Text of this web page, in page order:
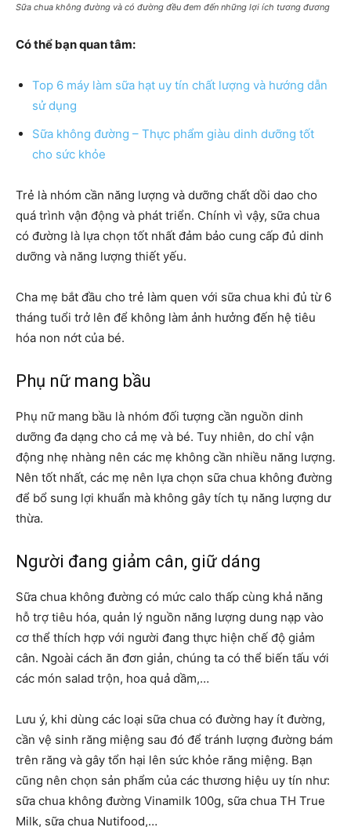
Sữa chua không đường và có đường đều đem đến những lợi ích tương đương
Có thể bạn quan tâm:
Top 6 máy làm sữa hạt uy tín chất lượng và hướng dẫn
sử dụng
Sữa không đường – Thực phẩm giàu dinh dưỡng tốt
cho sức khỏe
Trẻ là nhóm cần năng lượng và dưỡng chất dồi dao cho
quá trình vận động và phát triển. Chính vì vậy, sữa chua
có đường là lựa chọn tốt nhất đảm bảo cung cấp đủ dinh
dưỡng và năng lượng thiết yếu.
Cha mẹ bắt đầu cho trẻ làm quen với sữa chua khi đủ từ 6
tháng tuổi trở lên để không làm ảnh hưởng đến hệ tiêu
hóa non nớt của bé.
Phụ nữ mang bầu
Phụ nữ mang bầu là nhóm đối tượng cần nguồn dinh
dưỡng đa dạng cho cả mẹ và bé. Tuy nhiên, do chỉ vận
động nhẹ nhàng nên các mẹ không cần nhiều năng lượng.
Nên tốt nhất, các mẹ nên lựa chọn sữa chua không đường
để bổ sung lợi khuẩn mà không gây tích tụ năng lượng dư
thừa.
Người đang giảm cân, giữ dáng
Sữa chua không đường có mức calo thấp cùng khả năng
hỗ trợ tiêu hóa, quản lý nguồn năng lượng dung nạp vào
cơ thể thích hợp với người đang thực hiện chế độ giảm
cân. Ngoài cách ăn đơn giản, chúng ta có thể biến tấu với
các món salad trộn, hoa quả dầm,…
Lưu ý, khi dùng các loại sữa chua có đường hay ít đường,
cần vệ sinh răng miệng sau đó để tránh lượng đường bám
trên răng và gây tổn hại lên sức khỏe răng miệng. Bạn
cũng nên chọn sản phẩm của các thương hiệu uy tín như:
sữa chua không đường Vinamilk 100g, sữa chua TH True
Milk, sữa chua Nutifood,…